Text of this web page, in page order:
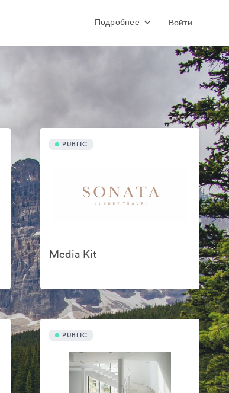
Подробнее Войти
PUBLIC
Media Kit
PUBLIC